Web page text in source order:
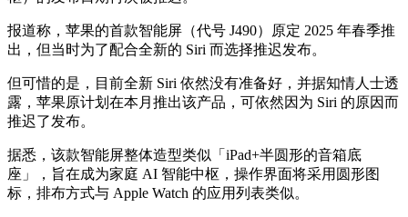
报道称，苹果的首款智能屏（代号 J490）原定 2025 年春季推
出，但当时为了配合全新的 Siri 而选择推迟发布。
但可惜的是，目前全新 Siri 依然没有准备好，并据知情人士透
露，苹果原计划在本月推出该产品，可依然因为 Siri 的原因而
推迟了发布。
据悉，该款智能屏整体造型类似「iPad+半圆形的音箱底
座」，旨在成为家庭 AI 智能中枢，操作界面将采用圆形图
标，排布方式与 Apple Watch 的应用列表类似。